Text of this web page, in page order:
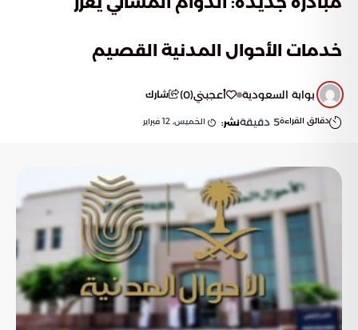
خدمات الأحوال المدنية القصيم
بوابة السعودية أعجبني(
0
) شارك
دقائق القراءة5 دقيقةنشر: الخميس, 12 فبراير